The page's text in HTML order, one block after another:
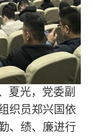
夏光，党委副
织员郑兴国依
、绩、廉进行